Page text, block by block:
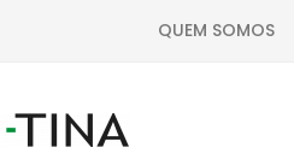
QUEM SOMOS